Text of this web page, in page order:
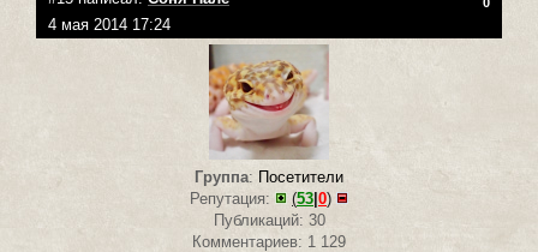
4 мая 2014 17:24
Группа: Посетители
Репутация:
(53|0)
Публикаций: 30
Комментариев: 1 129